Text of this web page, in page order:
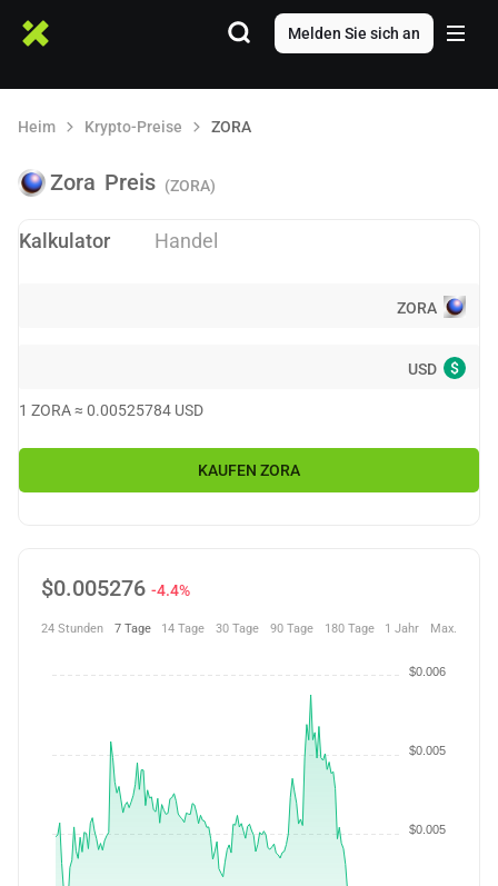
Melden Sie sich an
Heim Krypto-Preise ZORA
Zora Preis (ZORA)
Kalkulator Handel
ZORA
USD $
1 ZORA≈ 0.00525784 USD
KAUFEN ZORA
$0.005276 -4.4%
24 Stunden 7 Tage 14 Tage 30 Tage 90 Tage 180 Tage 1 Jahr Max.
$0.005
$0.005
$0.006